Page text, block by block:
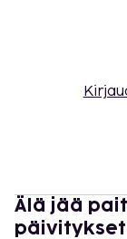
Älä jää
päivitykset